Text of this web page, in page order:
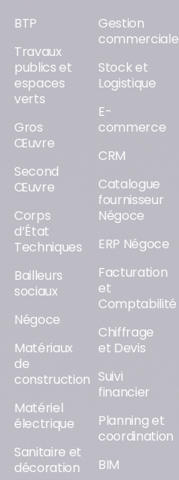
BTP
Travaux
publics et
espaces
verts
Gros
Œuvre
Second
Œuvre
Corps
d’État
Techniques
Bailleurs
sociaux
Négoce
Matériaux
de
construction
Matériel
électrique
Sanitaire et
décoration
Gestion
commerciale
Stock et
Logistique
E-
commerce
CRM
Catalogue
fournisseur
Négoce
ERP Négoce
Facturation
et
Comptabilité
Chiffrage
et Devis
Suivi
financier
Planning et
coordination
BIM